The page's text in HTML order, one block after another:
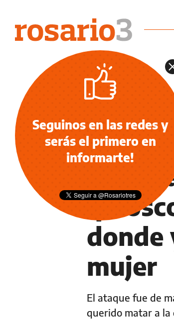
POLICIALES
donde
mujer
El ataque fue de
querido matar a
Seguinos en las redes y
serás el primero en
informarte!